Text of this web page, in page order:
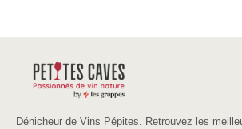
Dénicheur de Vins Pépites. Retrouvez les